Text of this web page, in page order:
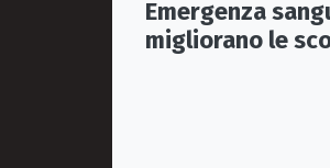
Emergenza
migliorano le
alta